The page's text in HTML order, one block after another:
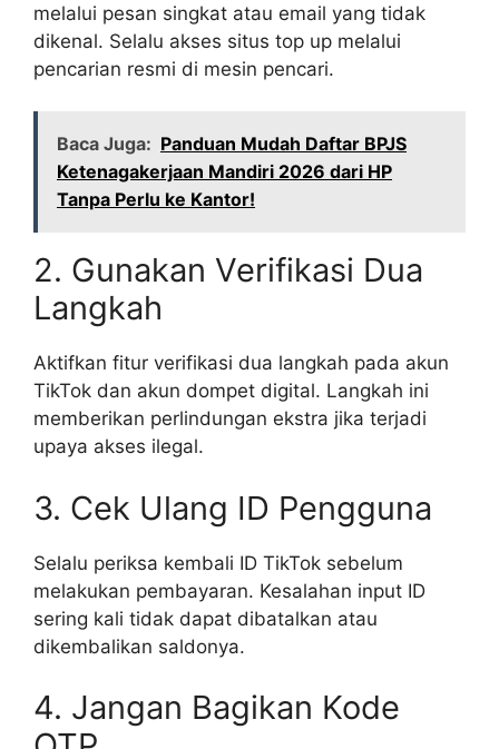
melalui pesan singkat atau email yang tidak
dikenal. Selalu akses situs top up melalui
pencarian resmi di mesin pencari.
Baca Juga: Panduan Mudah Daftar BPJS
Ketenagakerjaan Mandiri 2026 dari HP
Tanpa Perlu ke Kantor!
2. Gunakan Verifikasi Dua
Langkah
Aktifkan fitur verifikasi dua langkah pada akun
TikTok dan akun dompet digital. Langkah ini
memberikan perlindungan ekstra jika terjadi
upaya akses ilegal.
3. Cek Ulang ID Pengguna
Selalu periksa kembali ID TikTok sebelum
melakukan pembayaran. Kesalahan input ID
sering kali tidak dapat dibatalkan atau
dikembalikan saldonya.
4. Jangan Bagikan Kode